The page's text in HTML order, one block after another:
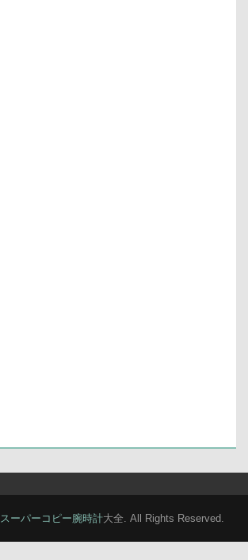
スーパーコピー腕時計大全. All Rights Reserved.